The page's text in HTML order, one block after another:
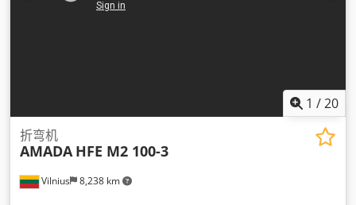
1 /20
Vilnius 8,238 km
折弯机
AMADA HFE M2 100-3